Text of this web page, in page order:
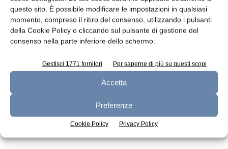
questo sito. È possibile modificare le impostazioni in qualsiasi
momento, compreso il ritiro del consenso, utilizzando i pulsanti
della Cookie Policy o cliccando sul pulsante di gestione del
consenso nella parte inferiore dello schermo.
Gestisci 1771 fornitori Per saperne di più su questi scopi
Accetta
Preferenze
Cookie Policy Privacy Policy
n.6 - Giugno 2026 n.5 - Maggio 2026
Edicola Web